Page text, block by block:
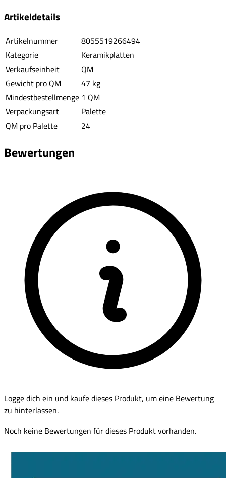
Artikeldetails
Artikelnummer
8055519266494
Kategorie
Keramikplatten
Verkaufseinheit
QM
Gewicht pro QM
47 kg
Mindestbestellmenge 1 QM
Verpackungsart
Palette
QM pro Palette
24
Bewertungen
Logge dich ein und kaufe dieses Produkt, um eine Bewertung
zu hinterlassen.
Noch keine Bewertungen für dieses Produkt vorhanden.